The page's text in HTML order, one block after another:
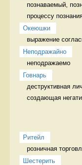
познаваемый,
процессу
Океюшки
выражение
Неподражайно
неподражаемо
Говнарь
деструктивная
создающая
Ритейл
розничная
Шестерить